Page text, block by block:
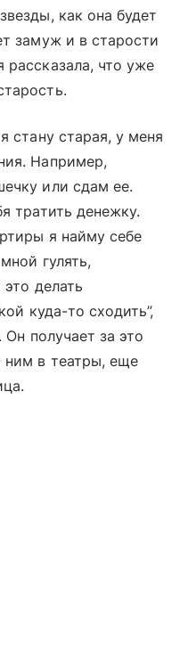
как она будет
замуж и в старости
что уже
стану старая, у меня
Например,
или сдам ее.
тратить денежку.
я найму себе
гулять,
делать
куда-то сходить”,
получает за это
ним в театры, еще